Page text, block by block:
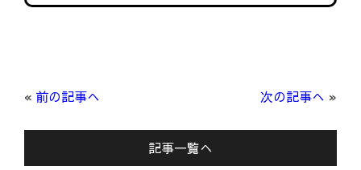
« 前の記事へ 次の記事へ »
記事一覧へ